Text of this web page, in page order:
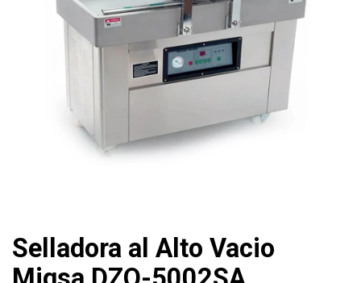
Selladora al Alto Vacio